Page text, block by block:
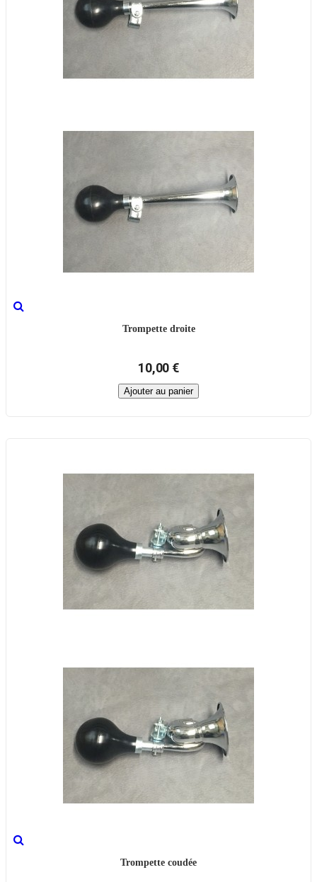
Trompette droite
10,00 €
Ajouter au panier
Trompette coudée